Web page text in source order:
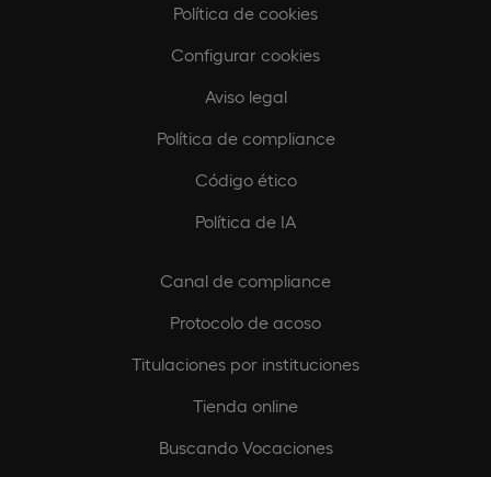
Política de cookies
Configurar cookies
Aviso legal
Política de compliance
Código ético
Política de IA
Canal de compliance
Protocolo de acoso
Titulaciones por instituciones
Tienda online
Buscando Vocaciones